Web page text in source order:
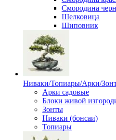
Смородина
Шелковица
Шиповник
Ниваки/Топиары/Арки/
Арки садовые
Блоки живой
Зонты
Ниваки (бонсаи)
Топиары